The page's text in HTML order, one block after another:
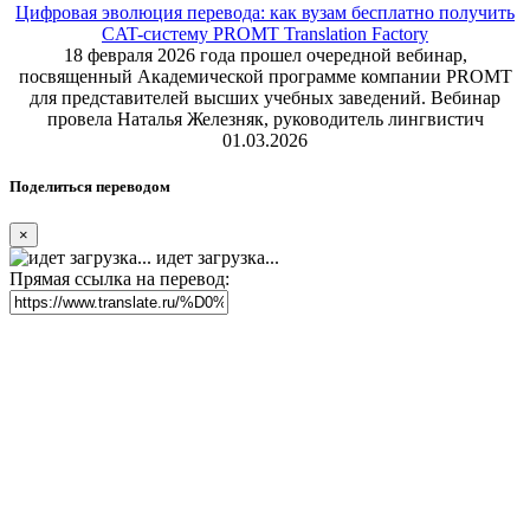
Цифровая эволюция перевода: как вузам бесплатно получить
CAT-систему PROMT Translation Factory
18 февраля 2026 года прошел очередной вебинар,
посвященный Академической программе компании PROMT
для представителей высших учебных заведений. Вебинар
провела Наталья Железняк, руководитель лингвистич
01.03.2026
Поделиться переводом
×
идет загрузка...
Прямая ссылка на перевод: